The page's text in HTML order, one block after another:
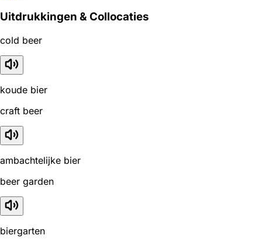
Uitdrukkingen & Collocaties
cold beer
koude bier
craft beer
ambachtelijke bier
beer garden
biergarten